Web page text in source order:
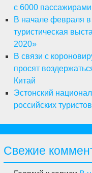
с 6000
В начале февраля
туристическая
2020»
В связи с
просят
Китай
Эстонский
российских туристов
Свежие